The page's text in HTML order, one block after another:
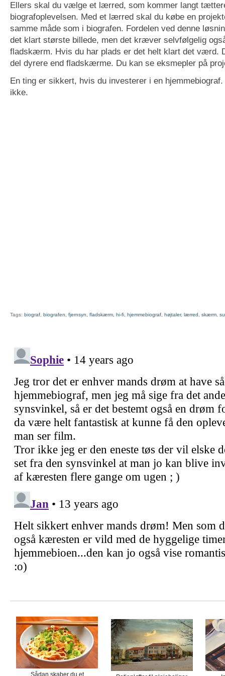
Ellers skal du vælge et lærred, som kommer langt
biografoplevelsen. Med et lærred skal du købe en
samme måde som i biografen. Fordelen ved denne
det klart største billede, men det kræver selvfølgelig
fladskærm. Hvis du har plads er det helt klart det værd.
del dyrere end fladskærme. Du kan se eksmepler på
En ting er sikkert, hvis du investerer i en
ikke.
Tags: biograf, biografen fjernsyn fladskærm, hi-fi, hjemmebiograf, højtaler, lærred skærm,
Sådan skaber du et